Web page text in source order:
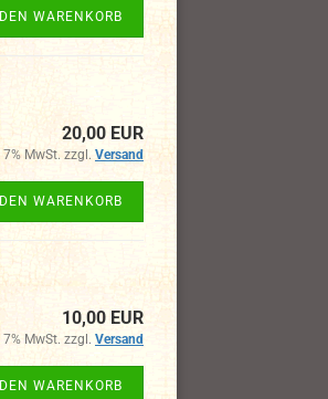
WARENKORB
20,00 EUR
7% MwSt. zzgl. Versand
WARENKORB
10,00 EUR
7% MwSt. zzgl. Versand
WARENKORB